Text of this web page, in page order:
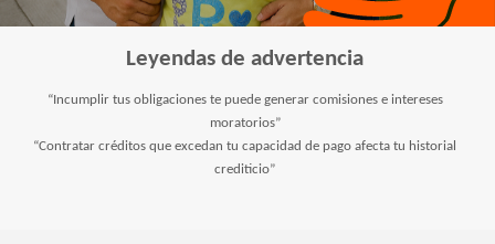
Leyendas de advertencia
“Incumplir tus obligaciones te puede generar comisiones e intereses
moratorios”
“Contratar créditos que excedan tu capacidad de pago afecta tu historial
crediticio”